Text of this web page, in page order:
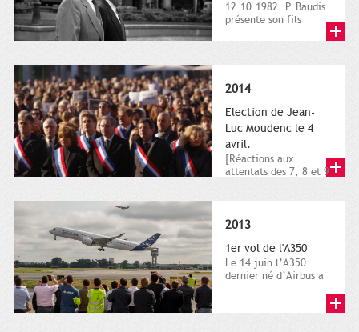
12.10.1982. P. Baudis
présente son fils
2014
Election de Jean-
Luc Moudenc le 4
avril.
[Réactions aux
attentats des 7, 8 et 9
2013
1er vol de l'A350
Le 14 juin l’A350
dernier né d’Airbus a